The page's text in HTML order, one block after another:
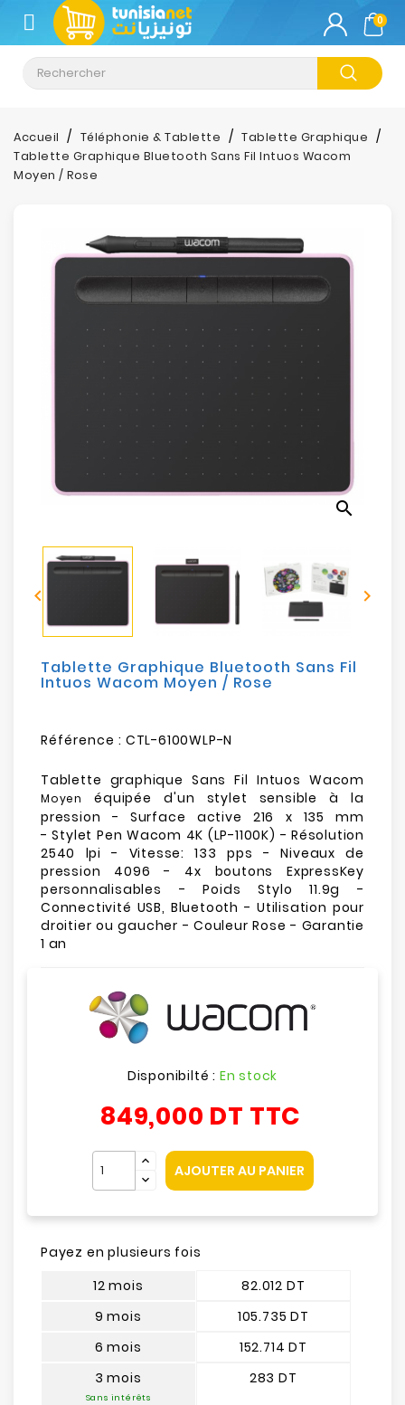
CATÉGORIE
Climatisation
Informatique
Téléphonie
Impression
Stockage
Electroménager
Bureautique
Sécurité
Mobilités
Loisirs
0
Accueil Téléphonie & Tablette
Tablette Graphique
Tablette Graphique Bluetooth Sans Fil Intuos Wacom
Moyen / Rose
search
 
Tablette Graphique Bluetooth Sans Fil
Intuos Wacom Moyen / Rose
Référence : CTL-6100WLP-N
Tablette graphique Sans Fil Intuos Wacom
Moyenéquipée d'un stylet sensible à la
pression - Surface active 216 x 135 mm
- Stylet Pen Wacom 4K (LP-1100K) - Résolution
2540 lpi - Vitesse: 133 pps - Niveaux de
pression 4096 - 4x boutons ExpressKey
personnalisables - Poids Stylo 11.9g -
Connectivité USB, Bluetooth - Utilisation pour
droitier ou gaucher - Couleur Rose - Garantie
1 an
Disponibilté : En stock
849,000 DT TTC
AJOUTER AU PANIER
Payez en plusieurs fois
12 mois
9 mois
6 mois
3 mois
Sans intérêts
82.012 DT
105.735 DT
152.714 DT
283 DT